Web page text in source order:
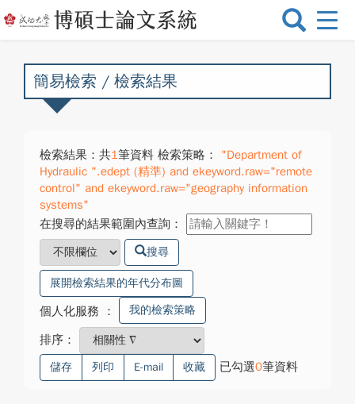
選
換
簡易檢索 / 檢索結果
檢索結果：共1筆資料 檢索策略：
"Department of
Hydraulic ".edept (精準) and ekeyword.raw="remote
control" and ekeyword.raw="geography information
systems"
在搜尋的結果範圍內查詢：
搜尋
展開檢索結果的年代分布圖
個人化服務 ： 我的檢索策略
排序：
儲存 列印 E-mail 收藏 已勾選0筆資料